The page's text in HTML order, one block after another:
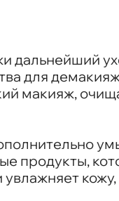
дальнейший
для
макияж,
продукты,
увлажняет